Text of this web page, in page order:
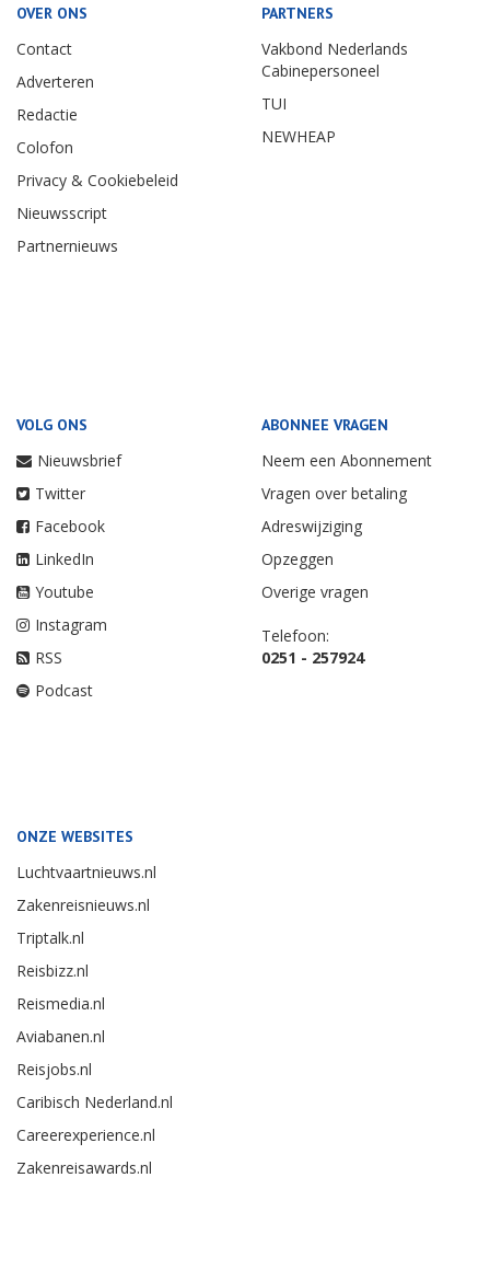
OVER ONS
Contact
Adverteren
Redactie
Colofon
Privacy & Cookiebeleid
Nieuwsscript
Partnernieuws
PARTNERS
Vakbond Nederlands
Cabinepersoneel
TUI
NEWHEAP
VOLG ONS
Nieuwsbrief
Twitter
Facebook
LinkedIn
Youtube
Instagram
RSS
Podcast
ABONNEE VRAGEN
Neem een Abonnement
Vragen over betaling
Adreswijziging
Opzeggen
Overige vragen
Telefoon:
0251 - 257924
ONZE WEBSITES
Luchtvaartnieuws.nl
Zakenreisnieuws.nl
Triptalk.nl
Reisbizz.nl
Reismedia.nl
Aviabanen.nl
Reisjobs.nl
Caribisch Nederland.nl
Careerexperience.nl
Zakenreisawards.nl